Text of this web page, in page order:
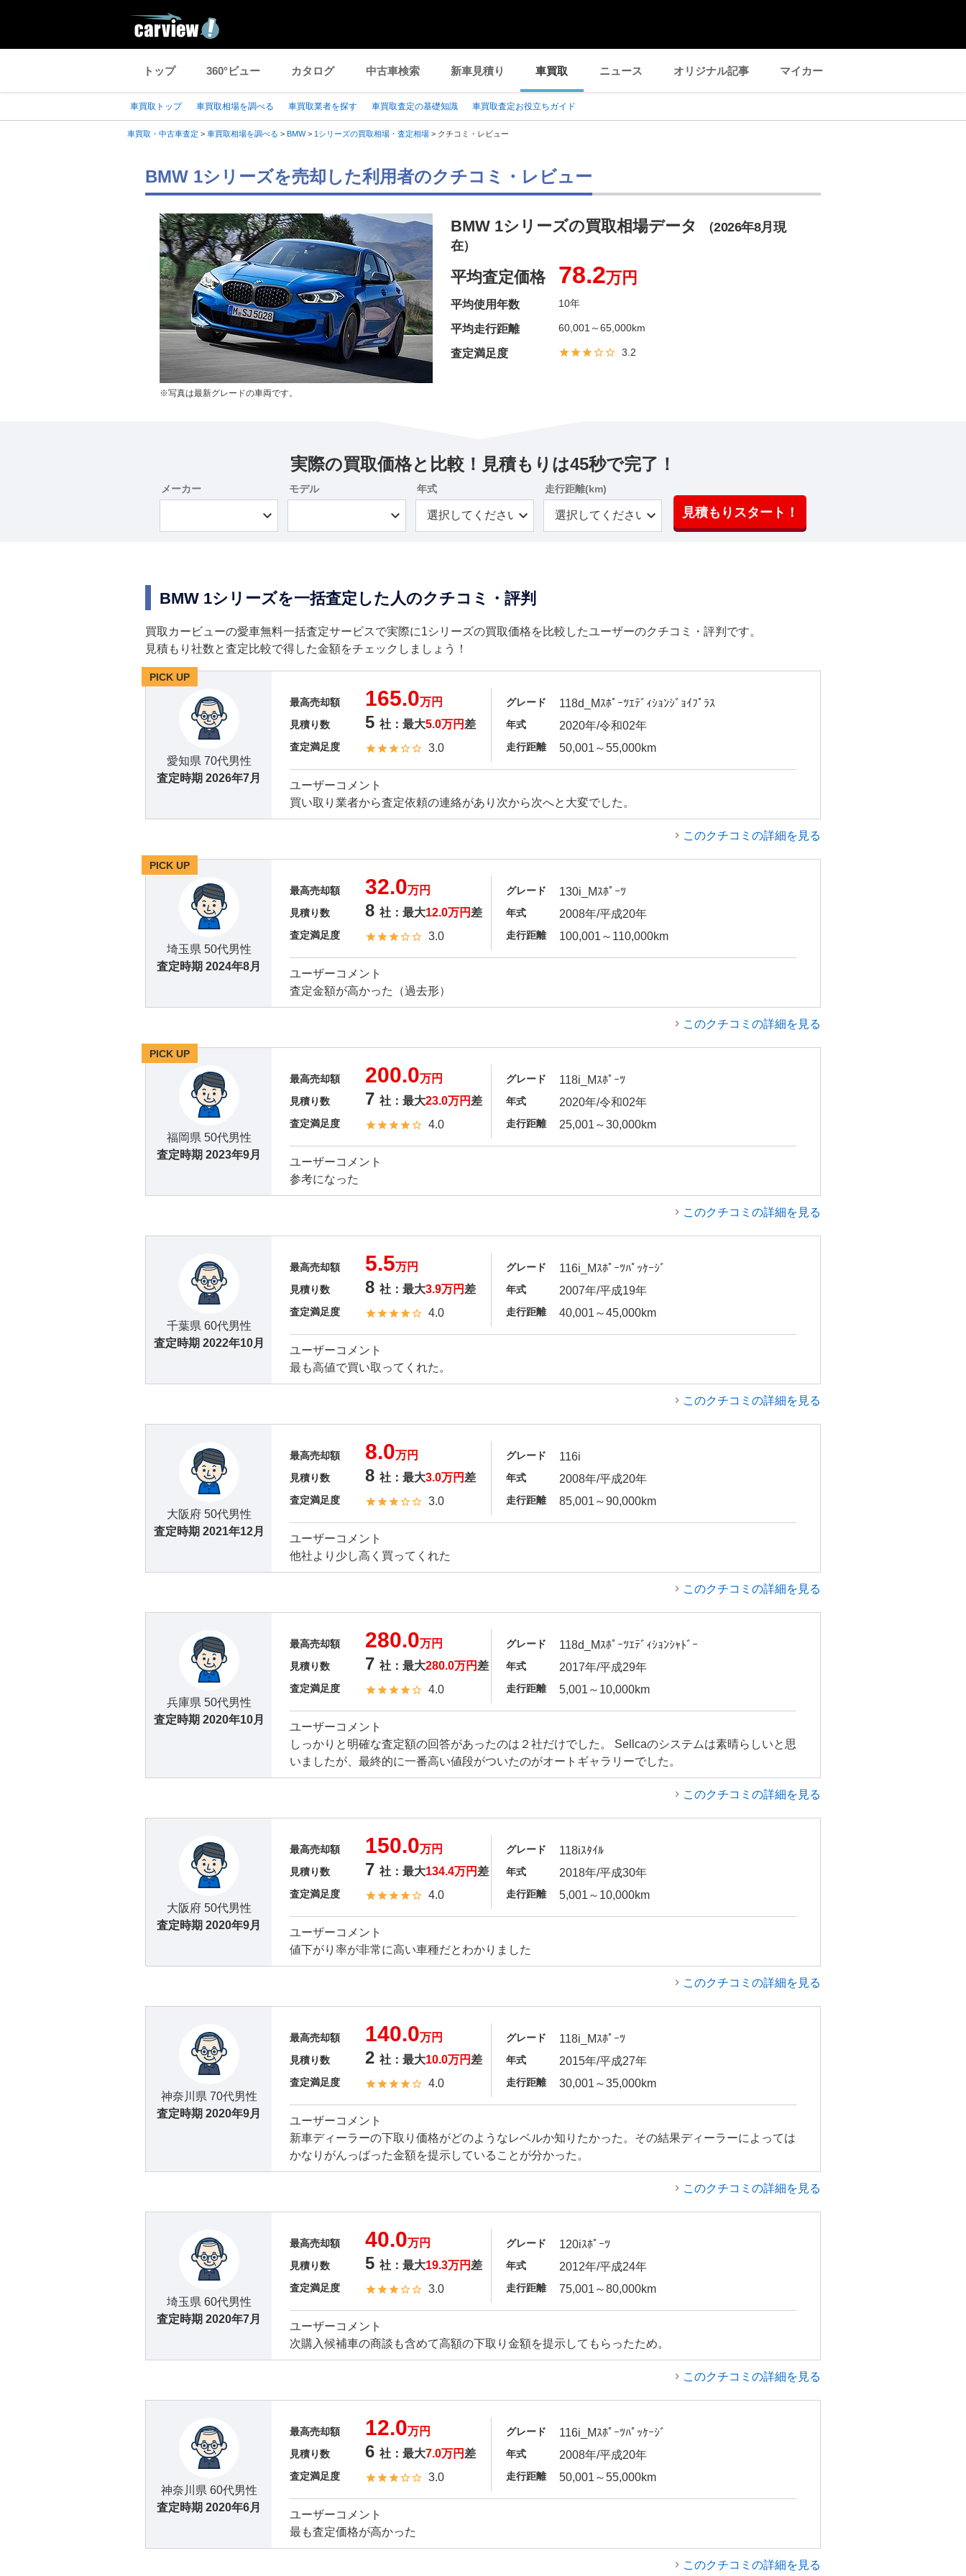
トップ 360°ビュー カタログ 中古車検索 新車見積り 車買取 ニュース オリジナル記事 マイカー
車買取トップ 車買取相場を調べる 車買取業者を探す 車買取査定の基礎知識 車買取査定お役立ちガイド
車買取・中古車査定 > 車買取相場を調べる > BMW > 1シリーズの買取相場・査定相場 > クチコミ・レビュー
BMW 1シリーズを売却した利用者のクチコミ・レビュー
※写真は最新グレードの車両です。
BMW 1シリーズの買取相場データ
（2026年8月現
在）
平均査定価格 78.2万円
平均使用年数 10年
平均走行距離 60,001～65,000km
査定満足度 3.2
実際の買取価格と比較！見積もりは45秒で完了！
メーカー モデル 年式 走行距離(km)
見積もりスタート！
BMW 1シリーズを一括査定した人のクチコミ・評判
買取カービューの愛車無料一括査定サービスで実際に1シリーズの買取価格を比較したユーザーのクチコミ・評判です。
見積もり社数と査定比較で得した金額をチェックしましょう！
PICK UP
愛知県 70代男性
査定時期 2026年7月
最高売却額 165.0万円
見積り数 5 社：最大5.0万円 差
査定満足度 3.0
グレード 118d_Mｽﾎﾟｰﾂｴﾃﾞｨｼｮﾝｼﾞｮｲﾌﾟﾗｽ
年式 2020年/令和02年
走行距離 50,001～55,000km
ユーザーコメント
買い取り業者から査定依頼の連絡があり次から次へと大変でした。
このクチコミの詳細を見る
PICK UP
埼玉県 50代男性
査定時期 2024年8月
最高売却額 32.0万円
見積り数 8 社：最大12.0万円 差
査定満足度 3.0
グレード 130i_Mｽﾎﾟｰﾂ
年式 2008年/平成20年
走行距離 100,001～110,000km
ユーザーコメント
査定金額が高かった（過去形）
このクチコミの詳細を見る
PICK UP
福岡県 50代男性
査定時期 2023年9月
最高売却額 200.0万円
見積り数 7 社：最大23.0万円 差
査定満足度 4.0
グレード 118i_Mｽﾎﾟｰﾂ
年式 2020年/令和02年
走行距離 25,001～30,000km
ユーザーコメント
参考になった
このクチコミの詳細を見る
千葉県 60代男性
査定時期 2022年10月
最高売却額 5.5万円
見積り数 8 社：最大3.9万円 差
査定満足度 4.0
グレード 116i_Mｽﾎﾟｰﾂﾊﾟｯｹｰｼﾞ
年式 2007年/平成19年
走行距離 40,001～45,000km
ユーザーコメント
最も高値で買い取ってくれた。
このクチコミの詳細を見る
大阪府 50代男性
査定時期 2021年12月
最高売却額 8.0万円
見積り数 8 社：最大3.0万円 差
査定満足度 3.0
グレード 116i
年式 2008年/平成20年
走行距離 85,001～90,000km
ユーザーコメント
他社より少し高く買ってくれた
このクチコミの詳細を見る
兵庫県 50代男性
査定時期 2020年10月
最高売却額 280.0万円
見積り数 7 社：最大280.0万円 差
査定満足度 4.0
グレード 118d_Mｽﾎﾟｰﾂｴﾃﾞｨｼｮﾝｼｬﾄﾞｰ
年式 2017年/平成29年
走行距離 5,001～10,000km
ユーザーコメント
しっかりと明確な査定額の回答があったのは２社だけでした。 Sellcaのシステムは素晴らしいと思
いましたが、最終的に一番高い値段がついたのがオートギャラリーでした。
このクチコミの詳細を見る
大阪府 50代男性
査定時期 2020年9月
最高売却額 150.0万円
見積り数 7 社：最大134.4万円 差
査定満足度 4.0
グレード 118iｽﾀｲﾙ
年式 2018年/平成30年
走行距離 5,001～10,000km
ユーザーコメント
値下がり率が非常に高い車種だとわかりました
このクチコミの詳細を見る
神奈川県 70代男性
査定時期 2020年9月
最高売却額 140.0万円
見積り数 2 社：最大10.0万円 差
査定満足度 4.0
グレード 118i_Mｽﾎﾟｰﾂ
年式 2015年/平成27年
走行距離 30,001～35,000km
ユーザーコメント
新車ディーラーの下取り価格がどのようなレベルか知りたかった。その結果ディーラーによっては
かなりがんっばった金額を提示していることが分かった。
このクチコミの詳細を見る
埼玉県 60代男性
査定時期 2020年7月
最高売却額 40.0万円
見積り数 5 社：最大19.3万円 差
査定満足度 3.0
グレード 120iｽﾎﾟｰﾂ
年式 2012年/平成24年
走行距離 75,001～80,000km
ユーザーコメント
次購入候補車の商談も含めて高額の下取り金額を提示してもらったため。
このクチコミの詳細を見る
神奈川県 60代男性
査定時期 2020年6月
最高売却額 12.0万円
見積り数 6 社：最大7.0万円 差
査定満足度 3.0
グレード 116i_Mｽﾎﾟｰﾂﾊﾟｯｹｰｼﾞ
年式 2008年/平成20年
走行距離 50,001～55,000km
ユーザーコメント
最も査定価格が高かった
このクチコミの詳細を見る